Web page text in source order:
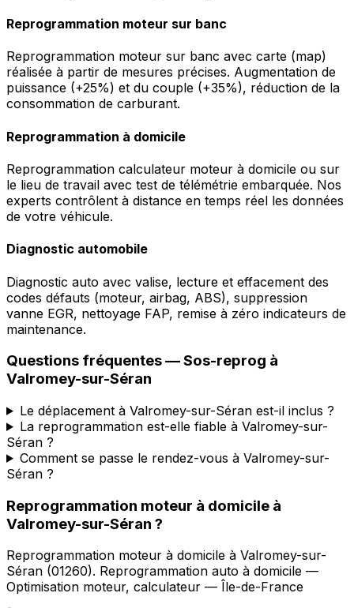
Reprogrammation moteur sur banc
Reprogrammation moteur sur banc avec carte (map)
réalisée à partir de mesures précises. Augmentation de
puissance (+25%) et du couple (+35%), réduction de la
consommation de carburant.
Reprogrammation à domicile
Reprogrammation calculateur moteur à domicile ou sur
le lieu de travail avec test de télémétrie embarquée. Nos
experts contrôlent à distance en temps réel les données
de votre véhicule.
Diagnostic automobile
Diagnostic auto avec valise, lecture et effacement des
codes défauts (moteur, airbag, ABS), suppression
vanne EGR, nettoyage FAP, remise à zéro indicateurs de
maintenance.
Questions fréquentes —Sos-reprog à
Valromey-sur-Séran
Le déplacement à Valromey-sur-Séran est-il inclus ?
La reprogrammation est-elle fiable à Valromey-sur-
Séran ?
Comment se passe le rendez-vous à Valromey-sur-
Séran ?
Reprogrammation moteur à domicile à
Valromey-sur-Séran ?
Reprogrammation moteur à domicile à Valromey-sur-
Séran (01260). Reprogrammation auto à domicile —
Optimisation moteur, calculateur — Île-de-France